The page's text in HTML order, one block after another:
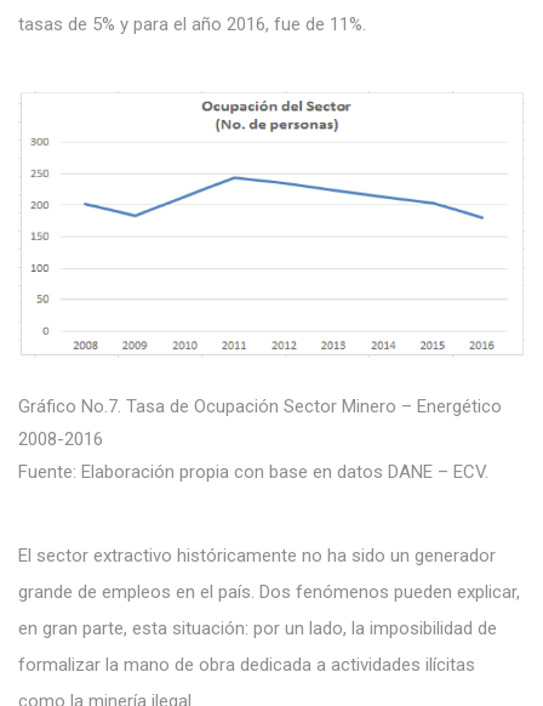
tasas de 5% y para el año 2016, fue de 11%.
Gráfico No.7. Tasa de Ocupación Sector Minero – Energético
2008-2016
Fuente: Elaboración propia con base en datos DANE – ECV.
El sector extractivo históricamente no ha sido un generador
grande de empleos en el país. Dos fenómenos pueden explicar,
en gran parte, esta situación: por un lado, la imposibilidad de
formalizar la mano de obra dedicada a actividades ilícitas